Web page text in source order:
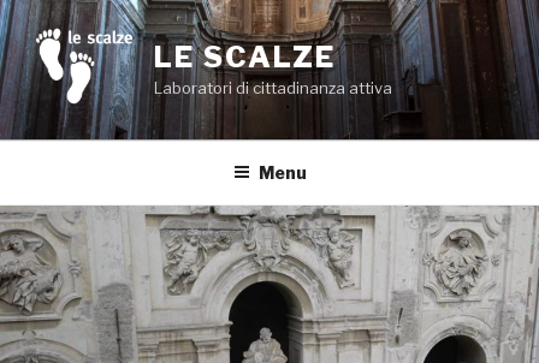
Salta
al
contenuto
LE SCALZE
Laboratori di cittadinanza attiva
Menu